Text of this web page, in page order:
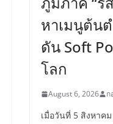
หาเมนูต้น
ดัน Soft
โลก
August 6, 2026 ก
เมื่อวันที่ 5 สิงหาค